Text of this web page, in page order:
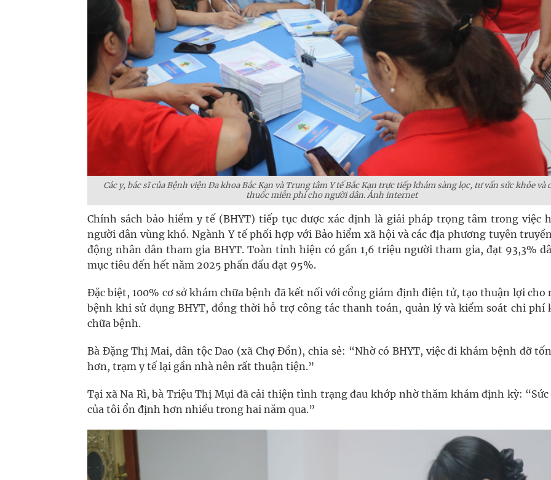
Các y, bác sĩ của Bệnh viện Đa khoa Bắc Kạn và Trung tâm Y tế Bắc Kạn trực tiếp khám sàng lọc, tư vấn sức khỏe và
thuốc miễn phí cho người dân. Ảnh internet
Chính sách bảo hiểm y tế (BHYT) tiếp tục được xác định là giải pháp trọng tâm trong việc
người dân vùng khó. Ngành Y tế phối hợp với Bảo hiểm xã hội và các địa phương tuyên
động nhân dân tham gia BHYT. Toàn tỉnh hiện có gần 1,6 triệu người tham gia, đạt 93,3%
mục tiêu đến hết năm 2025 phấn đấu đạt 95%.
Đặc biệt, 100% cơ sở khám chữa bệnh đã kết nối với cổng giám định điện tử, tạo thuận lợi cho
bệnh khi sử dụng BHYT, đồng thời hỗ trợ công tác thanh toán, quản lý và kiểm soát chi phí
chữa bệnh.
Bà Đặng Thị Mai, dân tộc Dao (xã Chợ Đồn), chia sẻ: “Nhờ có BHYT, việc đi khám bệnh đỡ
hơn, trạm y tế lại gần nhà nên rất thuận tiện.”
Tại xã Na Rì, bà Triệu Thị Mụi đã cải thiện tình trạng đau khớp nhờ thăm khám định kỳ:
của tôi ổn định hơn nhiều trong hai năm qua.”